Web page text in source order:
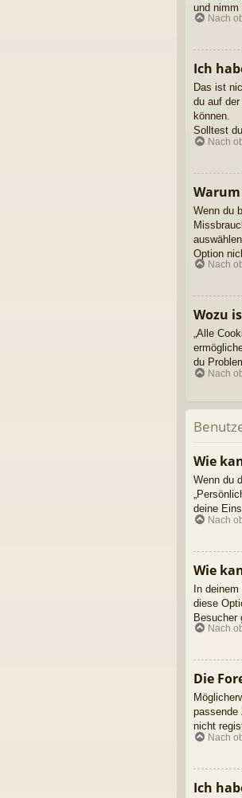
und
Nach
Ich
Das ist
du auf
können.
Solltest
Nach
Wenn du
Option
Nach
Wozu
„Alle
du
Nach
Wie
Wenn du
deine
Nach
Wie
In
diese
Besucher
Nach
Die
passende
nicht
Nach
Ich